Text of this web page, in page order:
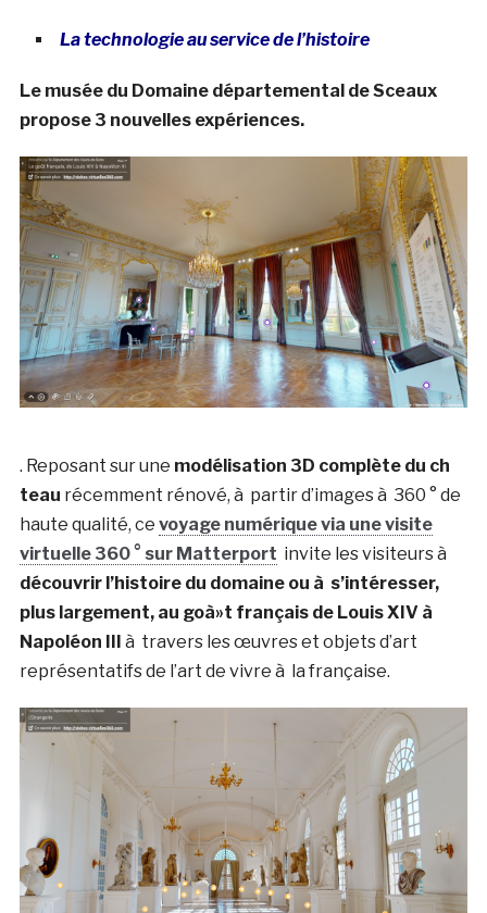
La technologie au service de l’histoire
Le musée du Domaine départemental de Sceaux
propose 3 nouvelles expériences.
. Reposant sur une modélisation 3D complète du ch
teau récemment rénové, à partir d’images à 360 ° de
haute qualité, ce voyage numérique via une visite
virtuelle 360 ° sur Matterport invite les visiteurs à
découvrir l’histoire du domaine ou à s’intéresser,
plus largement, au goà»t français de Louis XIV à
Napoléon III à travers les œuvres et objets d’art
représentatifs de l’art de vivre à la française.